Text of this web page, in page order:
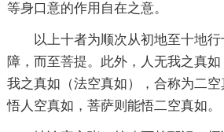
等身口意的作用自在之意。
以上十者为顺次从初地至十地行
障，而至菩提。此外，人无我之真
我之真如（法空真如），合称为二空
悟人空真如，菩萨则能悟二空真如。